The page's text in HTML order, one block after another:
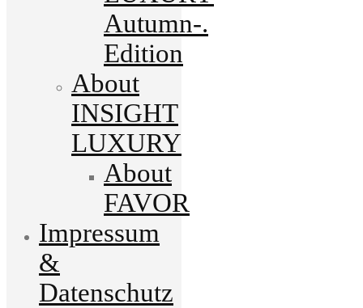
Autumn-.
Edition
About
INSIGHT
LUXURY
About
FAVOR
Impressum
&
Datenschutz